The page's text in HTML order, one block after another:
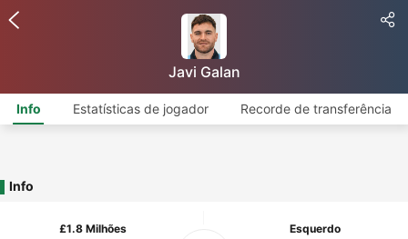
Javi Galan
Info Estatísticas de jogador Recorde de transferência
Info
£1.8 Milhões Esquerdo